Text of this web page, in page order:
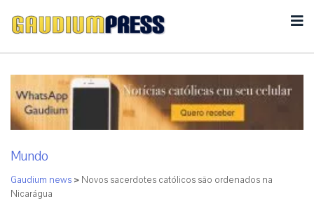
Mundo
Gaudium news > Novos sacerdotes católicos são ordenados na
Nicarágua